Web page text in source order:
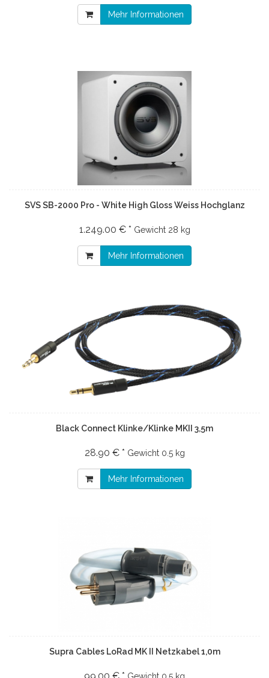
Mehr Informationen
SVS SB-2000 Pro - White High Gloss Weiss Hochglanz
1.249.00 € * Gewicht 28 kg
Mehr Informationen
Black Connect Klinke/Klinke MKII 3,5m
28.90 € * Gewicht 0.5 kg
Mehr Informationen
Supra Cables LoRad MK II Netzkabel 1,0m
Gewicht 0.5 kg